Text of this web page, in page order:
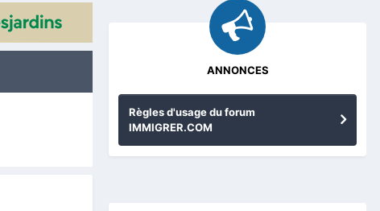
ANNONCES
Règles d'usage du forum
IMMIGRER.COM